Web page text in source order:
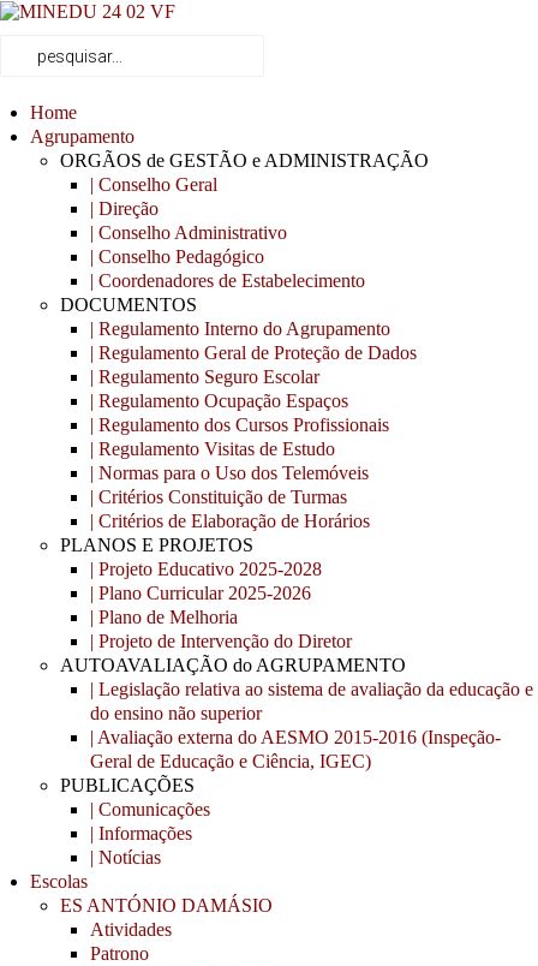
Home
Agrupamento
ORGÃOS de GESTÃO e ADMINISTRAÇÃO
| Conselho Geral
| Direção
| Conselho Administrativo
| Conselho Pedagógico
| Coordenadores de Estabelecimento
DOCUMENTOS
| Regulamento Interno do Agrupamento
| Regulamento Geral de Proteção de Dados
| Regulamento Seguro Escolar
| Regulamento Ocupação Espaços
| Regulamento dos Cursos Profissionais
| Regulamento Visitas de Estudo
| Normas para o Uso dos Telemóveis
| Critérios Constituição de Turmas
| Critérios de Elaboração de Horários
PLANOS E PROJETOS
| Projeto Educativo 2025-2028
| Plano Curricular 2025-2026
| Plano de Melhoria
| Projeto de Intervenção do Diretor
AUTOAVALIAÇÃO do AGRUPAMENTO
| Legislação relativa ao sistema de avaliação da educação e
do ensino não superior
| Avaliação externa do AESMO 2015-2016 (Inspeção-
Geral de Educação e Ciência, IGEC)
PUBLICAÇÕES
| Comunicações
| Informações
| Notícias
Escolas
ES ANTÓNIO DAMÁSIO
Atividades
Patrono